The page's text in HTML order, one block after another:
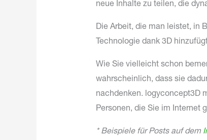
neue Inhalte zu teilen, die
Die Arbeit, die man leistet, in
Technologie dank 3D
Wie Sie vielleicht schon
wahrscheinlich, dass sie
nachdenken. logyconcept3D
Personen, die Sie im Internet
* Beispiele für Posts auf dem